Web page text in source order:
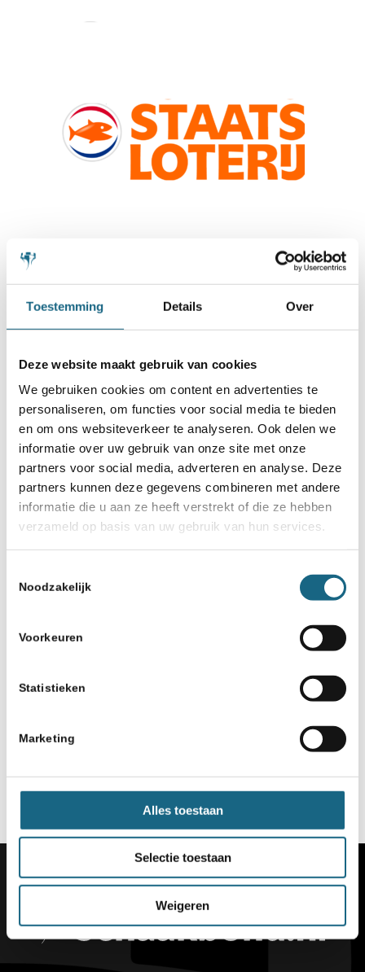
Toestemming Details Over
Deze website maakt gebruik van cookies
We gebruiken cookies om content en advertenties te
personaliseren, om functies voor social media te bieden
en om ons websiteverkeer te analyseren. Ook delen we
informatie over uw gebruik van onze site met onze
partners voor social media, adverteren en analyse. Deze
partners kunnen deze gegevens combineren met andere
informatie die u aan ze heeft verstrekt of die ze hebben
verzameld op basis van uw gebruik van hun services.
Noodzakelijk
Voorkeuren
Statistieken
Marketing
Alles toestaan
Selectie toestaan
Weigeren